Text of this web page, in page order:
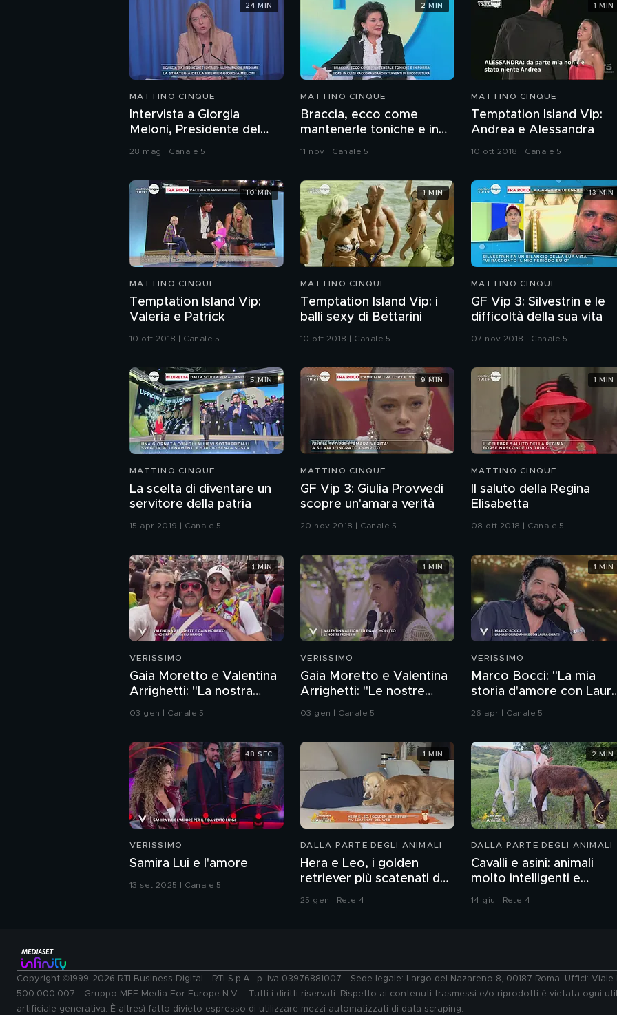
MATTINO CINQUE
Intervista a Giorgia
Meloni, Presidente del
Consiglio
28 mag | Canale 5
24 MIN
MATTINO CINQUE
Braccia, ecco come
mantenerle toniche e in
forma
11 nov | Canale 5
2 MIN
MATTINO CINQUE
Temptation Island Vip:
Andrea e Alessandra
10 ott 2018 | Canale 5
1 MIN
MATTINO CINQUE
Temptation Island Vip:
Valeria e Patrick
10 ott 2018 | Canale 5
10 MIN
MATTINO CINQUE
Temptation Island Vip: i
balli sexy di Bettarini
10 ott 2018 | Canale 5
1 MIN
MATTINO CINQUE
GF Vip 3: Silvestrin e le
difficoltà della sua vita
07 nov 2018 | Canale 5
13 MIN
MATTINO CINQUE
La scelta di diventare un
servitore della patria
15 apr 2019 | Canale 5
5 MIN
MATTINO CINQUE
GF Vip 3: Giulia Provvedi
scopre un'amara verità
20 nov 2018 | Canale 5
9 MIN
MATTINO CINQUE
Il saluto della Regina
Elisabetta
08 ott 2018 | Canale 5
1 MIN
VERISSIMO
Gaia Moretto e Valentina
Arrighetti: "La nostra
vittoria più grande"
03 gen | Canale 5
1 MIN
VERISSIMO
Gaia Moretto e Valentina
Arrighetti: "Le nostre
promesse"
03 gen | Canale 5
1 MIN
VERISSIMO
Marco Bocci: "La mia
storia d'amore con
Chiatti"
26 apr | Canale 5
1 MIN
VERISSIMO
Samira Lui e l'amore
13 set 2025 | Canale 5
48 SEC
DALLA PARTE DEGLI ANIMALI
Hera e Leo, i golden
retriever più scatenati del
25 gen | Rete 4
1 MIN
DALLA PARTE DEGLI ANIMALI
Cavalli e asini: animali
molto intelligenti e
sensibili
14 giu | Rete 4
2 MIN
Copyright ©1999-2026 RTI Business Digital - RTI S.p.A.: p. iva 03976881007 - Sede legale: Largo del Nazareno 8, 00187 Roma. Uffici:
500.000.007 - Gruppo MFE Media For Europe N.V. - Tutti i diritti riservati. Rispetto ai contenuti trasmessi e/o riprodotti è vietata ogni
artificiale generativa. È altresì fatto divieto espresso di utilizzare mezzi automatizzati di data scraping.